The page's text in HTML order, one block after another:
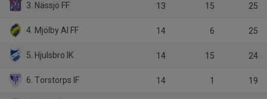
3. Nässjö FF 13 15 25
4. Mjölby AI FF 14 6 25
5. Hjulsbro IK 14 15 24
6. Torstorps IF 14 1 19